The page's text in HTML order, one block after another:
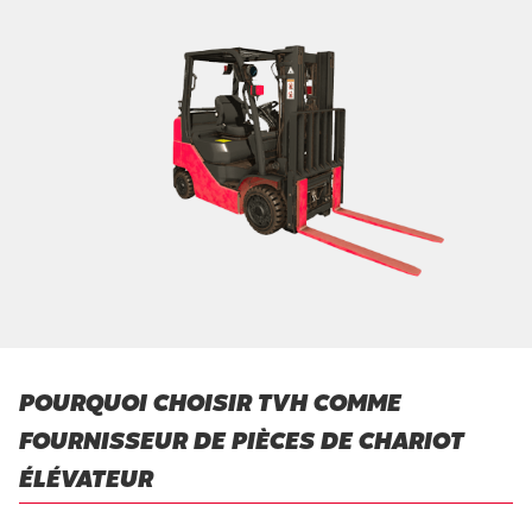
POURQUOI CHOISIR TVH COMME
FOURNISSEUR DE PIÈCES DE CHARIOT
ÉLÉVATEUR